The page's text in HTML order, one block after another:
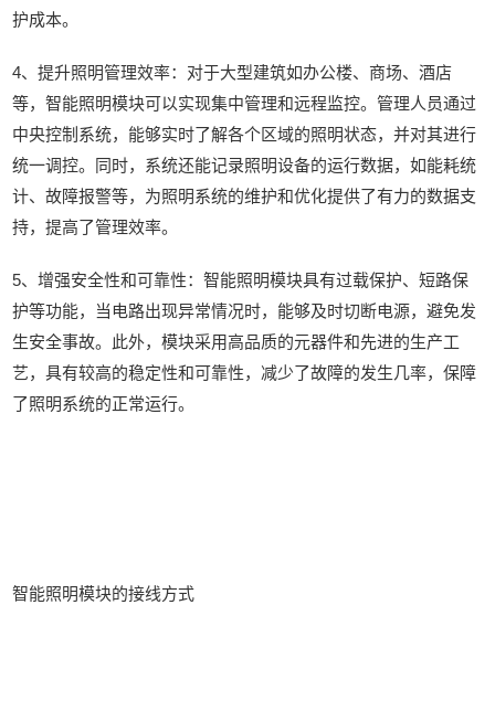
护成本。
4、提升照明管理效率：对于大型建筑如办公楼、商场、酒店
等，智能照明模块可以实现集中管理和远程监控。管理人员通过
中央控制系统，能够实时了解各个区域的照明状态，并对其进行
统一调控。同时，系统还能记录照明设备的运行数据，如能耗统
计、故障报警等，为照明系统的维护和优化提供了有力的数据支
持，提高了管理效率。
5、增强安全性和可靠性：智能照明模块具有过载保护、短路保
护等功能，当电路出现异常情况时，能够及时切断电源，避免发
生安全事故。此外，模块采用高品质的元器件和先进的生产工
艺，具有较高的稳定性和可靠性，减少了故障的发生几率，保障
了照明系统的正常运行。
智能照明模块的接线方式